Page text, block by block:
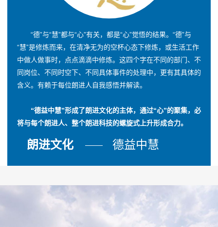
“德”与“慧”都与“心”有关，都是“心”觉悟的结果。“德”与
“慧”是修炼而来，在清净无为的空杯心态下修炼，或生活工作
中做人做事时，点点滴滴中修炼。这四个字在不同的部门、不
同岗位、不同时空下、不同具体事件的处理中，更有其具体的
含义。有赖于每位朗进人自我感悟并解读。
“德益中慧”形成了朗进文化的主体，通过“心”的聚集，必
将与每个朗进人、整个朗进科技的螺旋式上升形成合力。
朗进文化 德益中慧